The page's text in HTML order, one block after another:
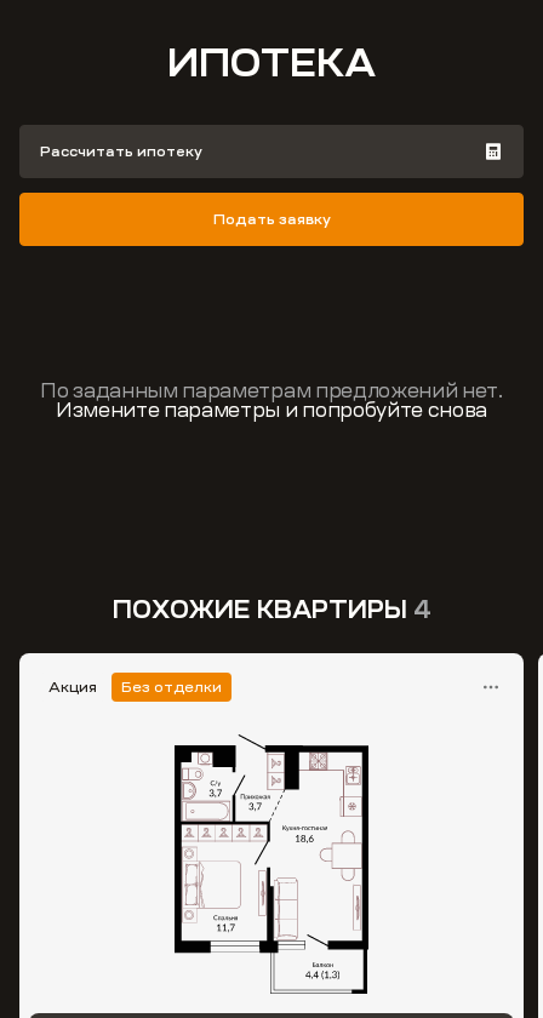
ИПОТЕКА
Подать заявку
Рассчитать ипотеку
По заданным параметрам предложений нет.
Измените параметры и попробуйте снова
ПОХОЖИЕ КВАРТИРЫ 4
Акция Без отделки